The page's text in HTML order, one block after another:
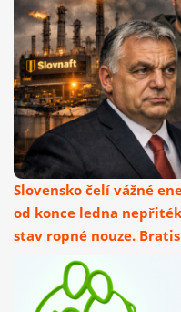
Slovensko čelí vážné
od konce ledna
stav ropné nouze.